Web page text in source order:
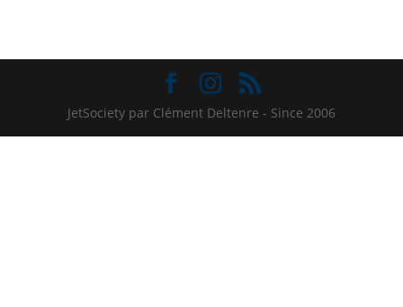
JetSociety par Clément Deltenre - Since 2006